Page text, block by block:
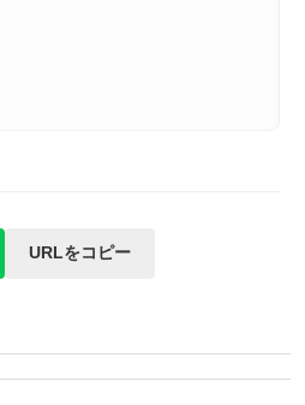
URLをコピー